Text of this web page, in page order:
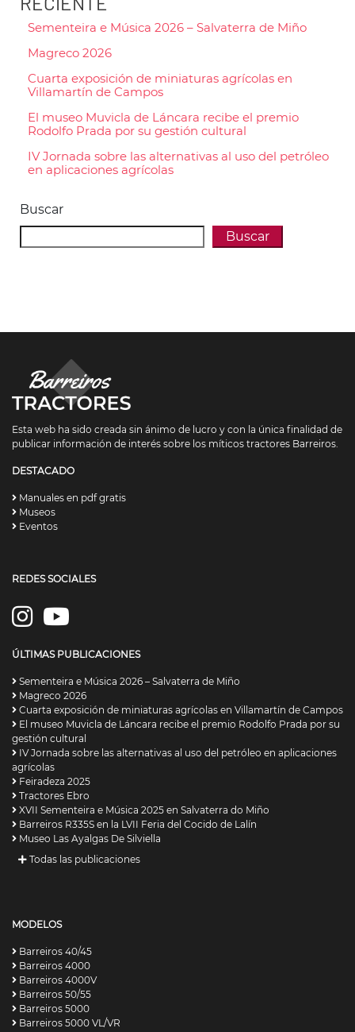
Sementeira e Música 2026 – Salvaterra de Miño
Magreco 2026
Cuarta exposición de miniaturas agrícolas en
Villamartín de Campos
El museo Muvicla de Láncara recibe el premio
Rodolfo Prada por su gestión cultural
IV Jornada sobre las alternativas al uso del petróleo
en aplicaciones agrícolas
Buscar
Buscar
Esta web ha sido creada sin ánimo de lucro y con la única finalidad de
publicar información de interés sobre los míticos tractores Barreiros.
DESTACADO
Manuales en pdf gratis
Museos
Eventos
REDES SOCIALES
ÚLTIMAS PUBLICACIONES
Sementeira e Música 2026 – Salvaterra de Miño
Magreco 2026
Cuarta exposición de miniaturas agrícolas en Villamartín de Campos
El museo Muvicla de Láncara recibe el premio Rodolfo Prada por su
gestión cultural
IV Jornada sobre las alternativas al uso del petróleo en aplicaciones
agrícolas
Feiradeza 2025
Tractores Ebro
XVII Sementeira e Música 2025 en Salvaterra do Miño
Barreiros R335S en la LVII Feria del Cocido de Lalín
Museo Las Ayalgas De Silviella
Todas las publicaciones
MODELOS
Barreiros 40/45
Barreiros 4000
Barreiros 4000V
Barreiros 50/55
Barreiros 5000
Barreiros 5000 VL/VR